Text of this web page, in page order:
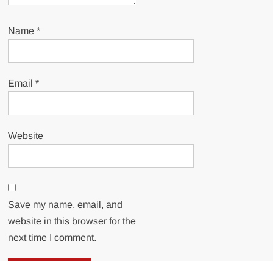
Name*
Email*
Website
Save my name, email, and
website in this browser for the
next time I comment.